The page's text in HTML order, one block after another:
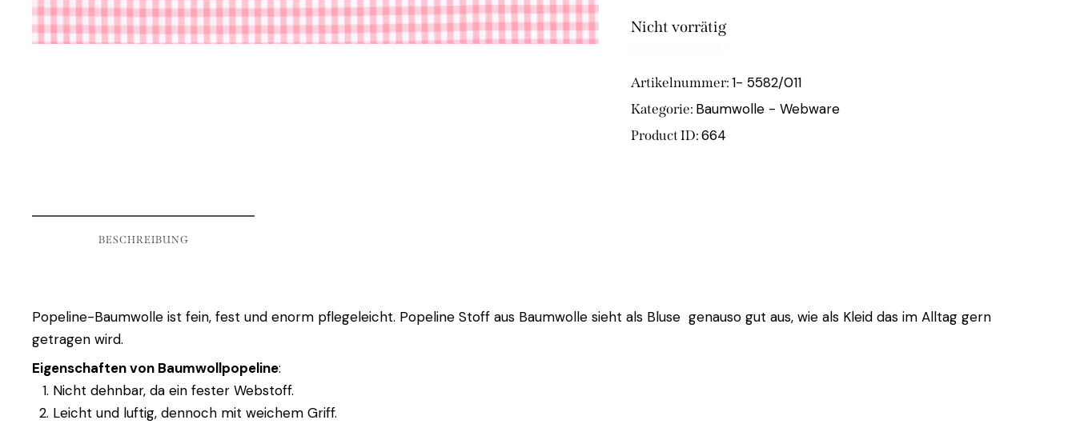
Nicht vorrätig
Artikelnummer:1- 5582/011
Kategorie: Baumwolle - Webware
Product ID:664
BESCHREIBUNG
Popeline-Baumwolle ist fein, fest und enorm pflegeleicht. Popeline Stoff aus Baumwolle sieht als Bluse genauso gut aus, wie als Kleid das im Alltag gern
getragen wird.
Eigenschaften von Baumwollpopeline:
Nicht dehnbar, da ein fester Webstoff.
Leicht und luftig, dennoch mit weichem Griff.